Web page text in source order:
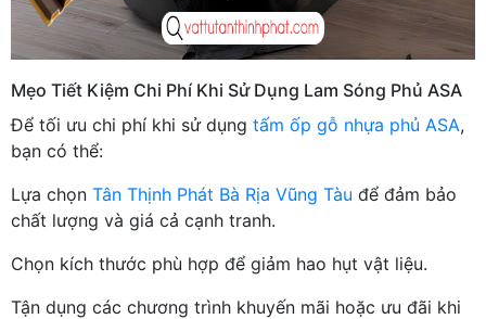
Mẹo Tiết Kiệm Chi Phí Khi Sử Dụng Lam Sóng Phủ ASA
Để tối ưu chi phí khi sử dụng tấm ốp gỗ nhựa phủ ASA,
bạn có thể:
Lựa chọn Tân Thịnh Phát Bà Rịa Vũng Tàu để đảm bảo
chất lượng và giá cả cạnh tranh.
Chọn kích thước phù hợp để giảm hao hụt vật liệu.
Tận dụng các chương trình khuyến mãi hoặc ưu đãi khi